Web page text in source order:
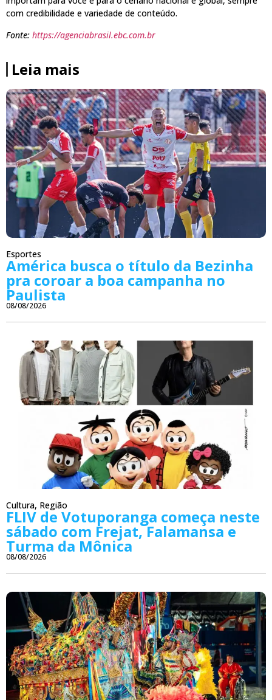
com credibilidade e variedade de conteúdo.
Fonte: https://agenciabrasil.ebc.com.br
Leia mais
Esportes
América busca o título da Bezinha
pra coroar a boa campanha no
Paulista
08/08/2026
Cultura, Região
FLIV de Votuporanga começa neste
sábado com Frejat, Falamansa e
Turma da Mônica
08/08/2026